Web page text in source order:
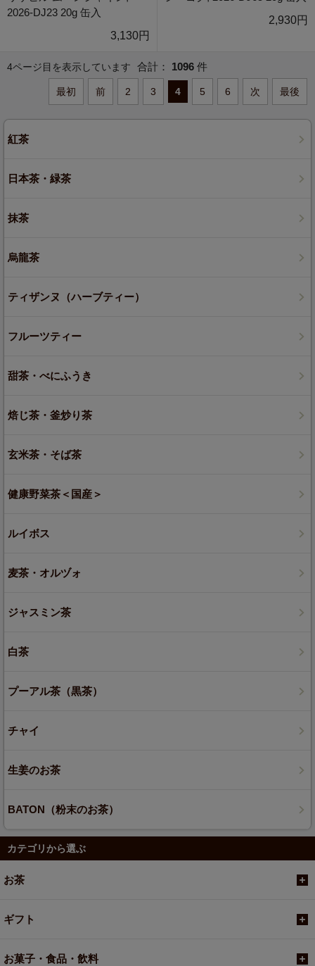
2026-DJ23 20g 缶入
3,130円
2,930円
4ページ目を表示しています 合計： 1096 件
最初 前 2 3 4 5 6 次 最後
紅茶
日本茶・緑茶
抹茶
烏龍茶
ティザンヌ（ハーブティー）
フルーツティー
甜茶・べにふうき
焙じ茶・釜炒り茶
玄米茶・そば茶
健康野菜茶＜国産＞
ルイボス
麦茶・オルヅォ
ジャスミン茶
白茶
プーアル茶（黒茶）
チャイ
生姜のお茶
BATON（粉末のお茶）
カテゴリから選ぶ
お茶
ギフト
お菓子・食品・飲料